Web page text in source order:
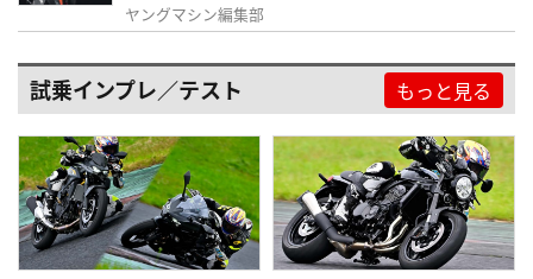
ヤングマシン編集部
試乗インプレ／テスト もっと見る